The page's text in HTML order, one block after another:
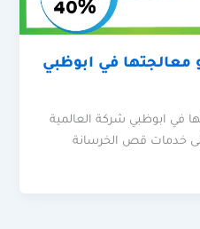
في ابوظبي
في ابوظبي شركة العالمية
إلى خدمات قص الخرسانة